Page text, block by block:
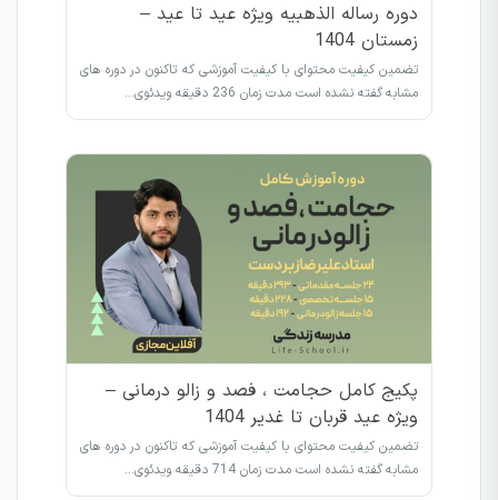
دوره رساله الذهبیه ویژه عید تا عید –
زمستان 1404
تضمین کیفیت محتوای با کیفیت آموزشی که تاکنون در دوره های
مشابه گفته نشده است مدت زمان 236 دقیقه ویدئوی…
پکیج کامل حجامت ، فصد و زالو درمانی –
ویژه عید قربان تا غدیر 1404
تضمین کیفیت محتوای با کیفیت آموزشی که تاکنون در دوره های
مشابه گفته نشده است مدت زمان 714 دقیقه ویدئوی…